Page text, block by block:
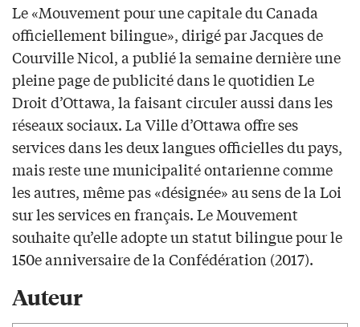
Le «Mouvement pour une capitale du Canada
officiellement bilingue», dirigé par Jacques de
Courville Nicol, a publié la semaine dernière une
pleine page de publicité dans le quotidien Le
Droit d’Ottawa, la faisant circuler aussi dans les
réseaux sociaux. La Ville d’Ottawa offre ses
services dans les deux langues officielles du pays,
mais reste une municipalité ontarienne comme
les autres, même pas «désignée» au sens de la Loi
sur les services en français. Le Mouvement
souhaite qu’elle adopte un statut bilingue pour le
150e anniversaire de la Confédération (2017).
Auteur